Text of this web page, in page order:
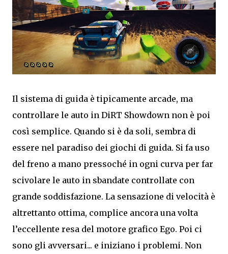
Il sistema di guida è tipicamente arcade, ma
controllare le auto in DiRT Showdown non è poi
così semplice. Quando si è da soli, sembra di
essere nel paradiso dei giochi di guida. Si fa uso
del freno a mano pressoché in ogni curva per far
scivolare le auto in sbandate controllate con
grande soddisfazione. La sensazione di velocità è
altrettanto ottima, complice ancora una volta
l’eccellente resa del motore grafico Ego. Poi ci
sono gli avversari... e iniziano i problemi. Non